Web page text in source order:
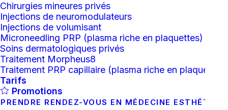
Chirurgies mineures privés
Injections de neuromodulateurs
Injections de volumisant
Microneedling PRP (plasma riche en plaquettes)
Soins dermatologiques privés
Traitement Morpheus8
Traitement PRP capillaire (plasma riche en plaquettes)
Tarifs
Promotions
PRENDRE RENDEZ-VOUS EN MÉDECINE